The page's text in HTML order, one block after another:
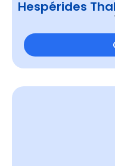
Hespérides